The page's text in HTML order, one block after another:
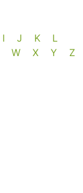
I J K
L
W X Y Z